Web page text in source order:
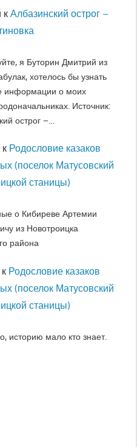
к Албазинский острог –
я Буторин Дмитрий из
хотелось бы узнать
информации о моих
Источник:
острог –…
к Родословие казаков
(поселок Матусовский
станицы)
о Кибиреве Артемии
из Новотроицка
района
к Родословие казаков
(поселок Матусовский
станицы)
историю мало кто знает.